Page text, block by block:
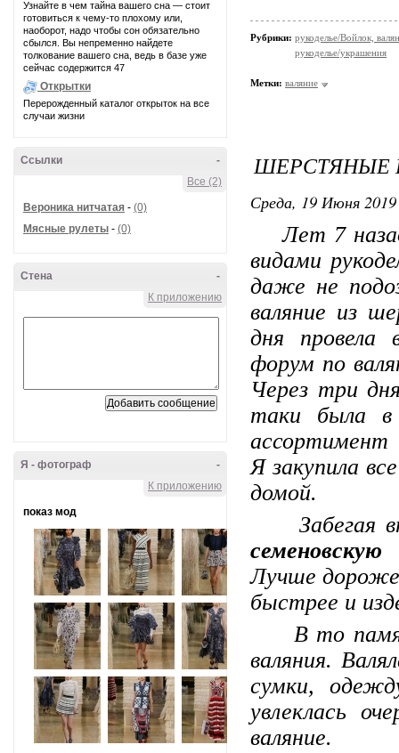
Узнайте в чем тайна вашего сна — стоит
готовиться к чему-то плохому или,
наоборот, надо чтобы сон обязательно
сбылся. Вы непременно найдете
толкование вашего сна, ведь в базе уже
сейчас содержится 47
Открытки
Перерожденный каталог открыток на все
случаи жизни
-
Ссылки
Все (2)
Вероника нитчатая - (0)
Мясные рулеты - (0)
-
Стена
К приложению
-
Я - фотограф
К приложению
показ мод
Рубрики: рукоделье/Войлок,
рукоделье/украшения
Метки: валяние
ШЕРСТЯНЫЕ
Среда, 19 Июня
Лет 7 назад
видами
даже не
валяние из
дня
форум по
Через три
таки была в
ассортимент
Я закупила
домой.
Забегая
Лучше
быстрее и
В то
валяния.
сумки,
увлеклась
валяние.